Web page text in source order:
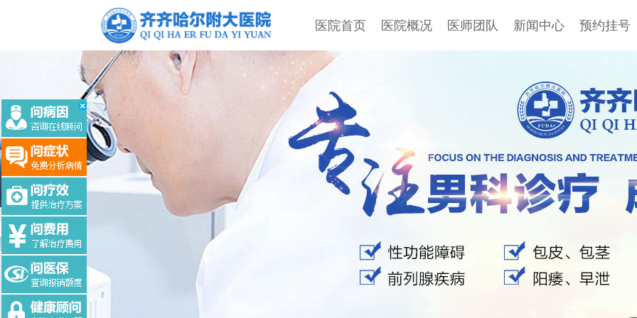
医院首页 医院概况 医师团队 新闻中心 预约挂号